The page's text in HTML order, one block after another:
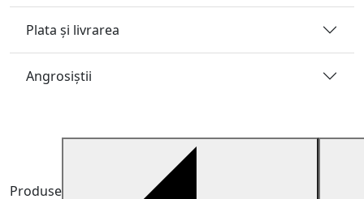
Plata și livrarea
Angrosiştii
Produse